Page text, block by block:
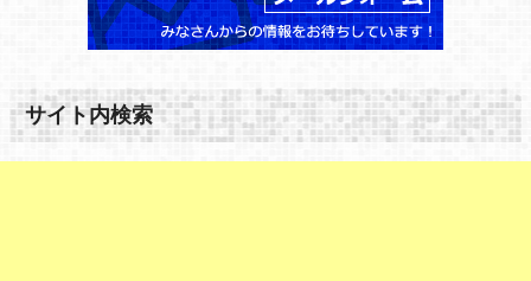
サイト内検索